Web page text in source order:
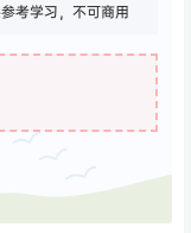
考学习，不可商用